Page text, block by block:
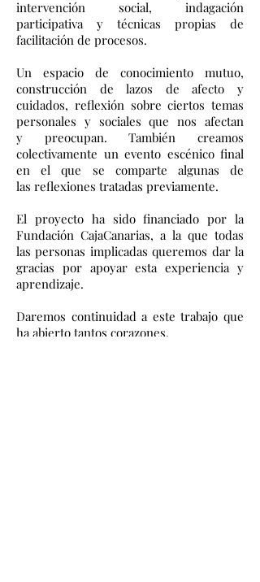
intervención social, indagación
participativa y técnicas propias de
facilitación de procesos.
Un espacio de conocimiento mutuo,
construcción de lazos de afecto y
cuidados, reflexión sobre ciertos temas
personales y sociales que nos afectan
y preocupan. También creamos
colectivamente un evento escénico final
en el que se comparte algunas de
las reflexiones tratadas previamente.
El proyecto ha sido financiado por la
Fundación CajaCanarias, a la que todas
las personas implicadas queremos dar la
gracias por apoyar esta experiencia y
aprendizaje.
Daremos continuidad a este trabajo que
ha abierto tantos corazones.